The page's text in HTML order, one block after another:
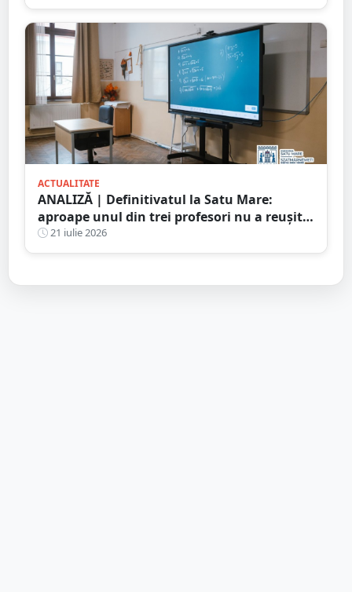
ACTUALITATE
ANALIZĂ | Definitivatul la Satu Mare:
aproape unul din trei profesori nu a reușit
să promoveze examenul
21 iulie 2026